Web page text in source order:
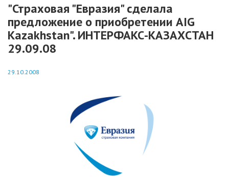
"Страховая "Евразия" сделала
предложение о приобретении AIG
Kazakhstan". ИНТЕРФАКС-КАЗАХСТАН
29.09.08
29.10.2008